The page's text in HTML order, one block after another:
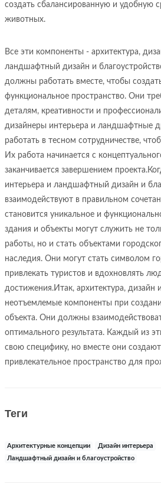
создать сбалансированную и удобную
животных.
Все эти компоненты - архитектура,
ландшафтный дизайн и
должны работать вместе, чтобы
функциональное пространство. Они
деталям, креативности и
дизайнеры интерьера и ландшафтные
работать в тесном сотрудничестве,
Их работа начинается с
заканчивается завершением
интерьера и ландшафтный дизайн и
взаимодействуют в правильном
становится уникальное и
здания и объекты могут служить не
работы, но и стать объектами
наследия. Они могут стать символом
привлекать туристов и вдохновлять
достижения.Итак, архитектура, дизайн
неотъемлемые компоненты при
объекта. Они должны
оптимального результата. Каждый из
свою специфику, но вместе они
привлекательное пространство для
Теги
Архитектурные концепции Дизайн интерьера
Ландшафтный дизайн и благоустройство